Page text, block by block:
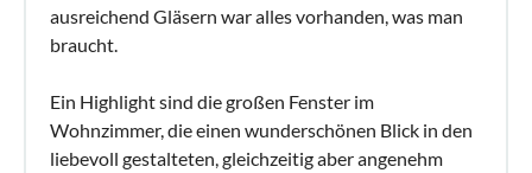
ausreichend Gläsern war alles vorhanden, was man
braucht.
Ein Highlight sind die großen Fenster im
Wohnzimmer, die einen wunderschönen Blick in den
liebevoll gestalteten, gleichzeitig aber angenehm